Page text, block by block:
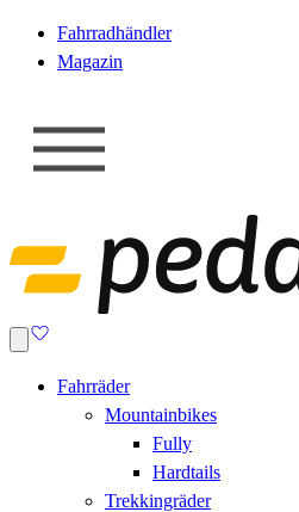
Fahrradhändler
Magazin
Fahrräder
Mountainbikes
Fully
Hardtails
Trekkingräder